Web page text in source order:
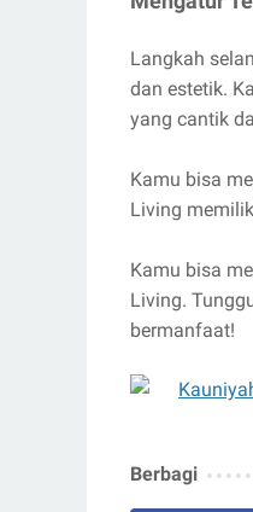
Langkah
dan estetik.
yang cantik
Kamu bisa
Living
Kamu bisa
Living.
bermanfaat!
Berbagi